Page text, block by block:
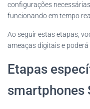
configurações
funcionando em tempo real.
Ao seguir estas etapas,
ameaças digitais e
Etapas
smartphones